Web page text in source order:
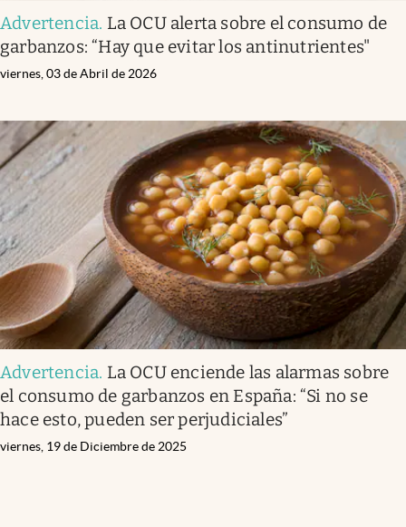
Advertencia. La OCU alerta sobre el consumo de
garbanzos: “Hay que evitar los antinutrientes"
viernes, 03 de Abril de 2026
Advertencia. La OCU enciende las alarmas sobre
el consumo de garbanzos en España: “Si no se
hace esto, pueden ser perjudiciales”
viernes, 19 de Diciembre de 2025